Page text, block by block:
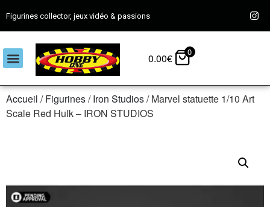
Figurines collector, jeux vidéo & passions
0.00€ 0
Accueil /Figurines/Iron Studios/ Marvel statuette 1/10 Art
Scale Red Hulk – IRON STUDIOS